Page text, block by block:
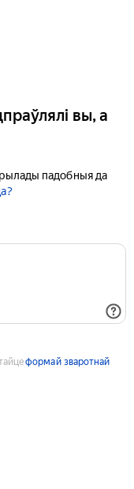
вы, а
падобныя да
формай зваротнай